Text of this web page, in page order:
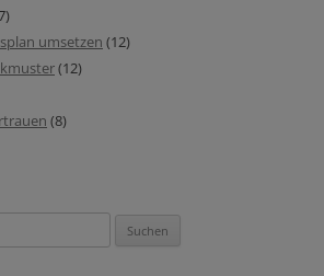
umsetzen (12)
(12)
(8)